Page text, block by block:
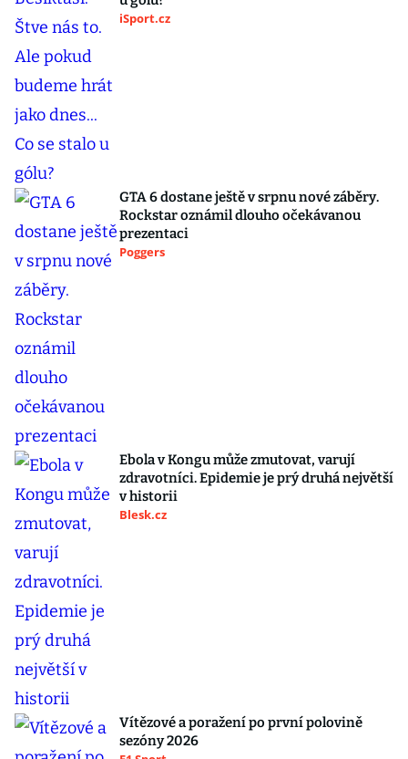
iSport.cz
GTA 6 dostane ještě v srpnu nové záběry.
Rockstar oznámil dlouho očekávanou
prezentaci
Poggers
Ebola v Kongu může zmutovat, varují
zdravotníci. Epidemie je prý druhá největší
v historii
Blesk.cz
Vítězové a poražení po první polovině
sezóny 2026